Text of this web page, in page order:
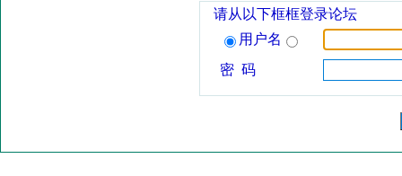
请从以下框框登录论坛
用户名
密 码